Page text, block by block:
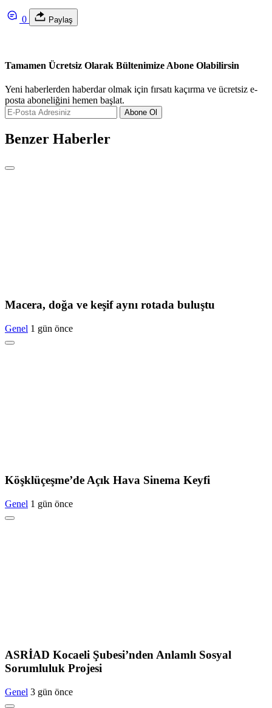
0 Paylaş
Tamamen Ücretsiz Olarak Bültenimize Abone Olabilirsin
Yeni haberlerden haberdar olmak için fırsatı kaçırma ve ücretsiz e-
posta aboneliğini hemen başlat.
Abone Ol
Benzer Haberler
Macera, doğa ve keşif aynı rotada buluştu
Genel 1 gün önce
Köşklüçeşme’de Açık Hava Sinema Keyfi
Genel 1 gün önce
ASRİAD Kocaeli Şubesi’nden Anlamlı Sosyal
Sorumluluk Projesi
Genel 3 gün önce